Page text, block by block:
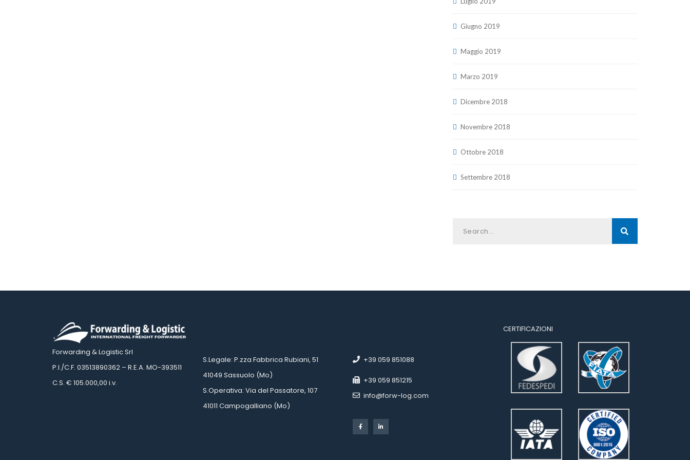
Giugno 2019
Maggio 2019
Marzo 2019
Dicembre 2018
Novembre 2018
Ottobre 2018
Settembre 2018
Forwarding & Logistic Srl
P.I./C.F. 03513890362 – R.E.A. MO-393511
C.S. € 105.000,00 i.v.
S.Legale: P.zza Fabbrica Rubiani, 51
41049 Sassuolo (Mo)
S.Operativa: Via del Passatore, 107
41011 Campogalliano (Mo)
+39 059 851088
+39 059 851215
info@forw-log.com
CERTIFICAZIONI